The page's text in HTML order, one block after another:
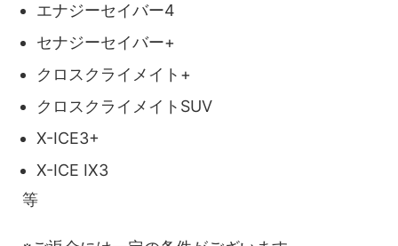
エナジーセイバー4
セナジーセイバー+
クロスクライメイト+
クロスクライメイトSUV
X-ICE3+
X-ICE IX3
等